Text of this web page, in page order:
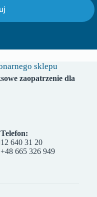
sklepu
zaopatrzenie dla
Telefon:
12 640 31 20
+48 665 326 949